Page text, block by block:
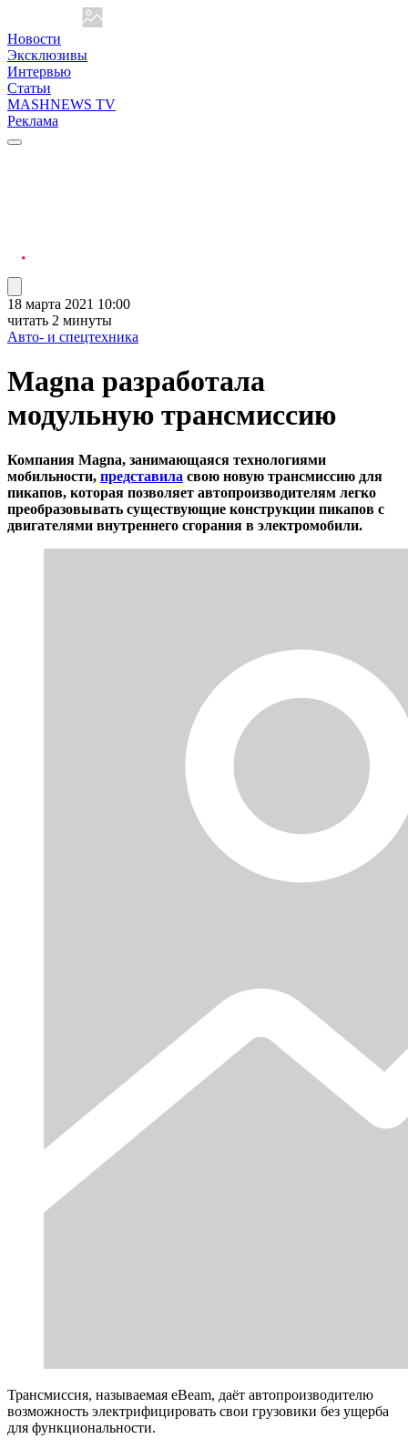
Новости
Эксклюзивы
Интервью
Статьи
MASHNEWS TV
Реклама
18 марта 2021 10:00
читать 2 минуты
Авто- и спецтехника
Magna разработала
модульную трансмиссию
Компания Magna, занимающаяся технологиями
мобильности, представила свою новую трансмиссию для
пикапов, которая позволяет автопроизводителям легко
преобразовывать существующие конструкции пикапов с
двигателями внутреннего сгорания в электромобили.
Трансмиссия, называемая eBeam, даёт автопроизводителю
возможность электрифицировать свои грузовики без ущерба
для функциональности.